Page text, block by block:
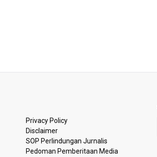
Privacy Policy
Disclaimer
SOP Perlindungan Jurnalis
Pedoman Pemberitaan Media